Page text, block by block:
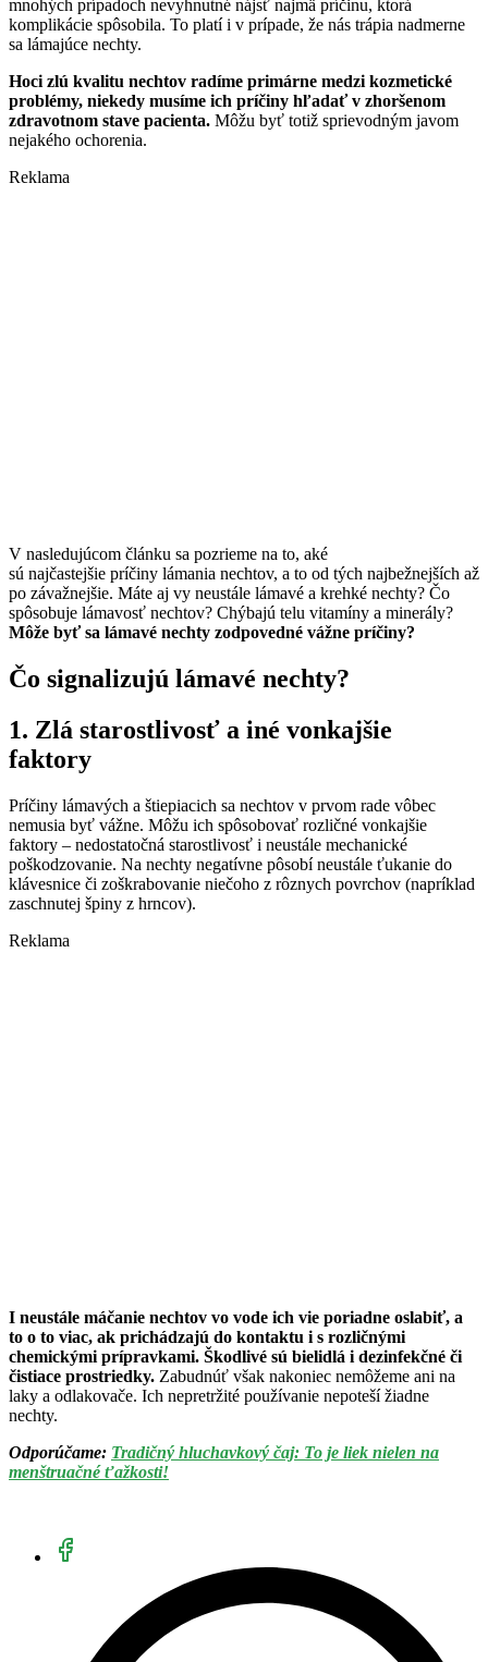
mnohých prípadoch nevyhnutné nájsť najmä príčinu, ktorá
komplikácie spôsobila. To platí i v prípade, že nás trápia nadmerne
sa lámajúce nechty.
Hoci zlú kvalitu nechtov radíme primárne medzi kozmetické
problémy, niekedy musíme ich príčiny hľadať v zhoršenom
zdravotnom stave pacienta. Môžu byť totiž sprievodným javom
nejakého ochorenia.
Reklama
V nasledujúcom článku sa pozrieme na to, aké
sú najčastejšie príčiny lámania nechtov, a to od tých najbežnejších až
po závažnejšie. Máte aj vy neustále lámavé a krehké nechty? Čo
spôsobuje lámavosť nechtov? Chýbajú telu vitamíny a minerály?
Môže byť sa lámavé nechty zodpovedné vážne príčiny?
Čo signalizujú lámavé nechty?
1. Zlá starostlivosť a iné vonkajšie
faktory
Príčiny lámavých a štiepiacich sa nechtov v prvom rade vôbec
nemusia byť vážne. Môžu ich spôsobovať rozličné vonkajšie
faktory – nedostatočná starostlivosť i neustále mechanické
poškodzovanie. Na nechty negatívne pôsobí neustále ťukanie do
klávesnice či zoškrabovanie niečoho z rôznych povrchov (napríklad
zaschnutej špiny z hrncov).
Reklama
I neustále máčanie nechtov vo vode ich vie poriadne oslabiť, a
to o to viac, ak prichádzajú do kontaktu i s rozličnými
chemickými prípravkami. Škodlivé sú bielidlá i dezinfekčné či
čistiace prostriedky. Zabudnúť však nakoniec nemôžeme ani na
laky a odlakovače. Ich nepretržité používanie nepoteší žiadne
nechty.
Odporúčame: Tradičný hluchavkový čaj: To je liek nielen na
menštruačné ťažkosti!